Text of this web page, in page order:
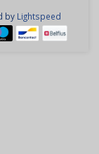
by Lightspeed